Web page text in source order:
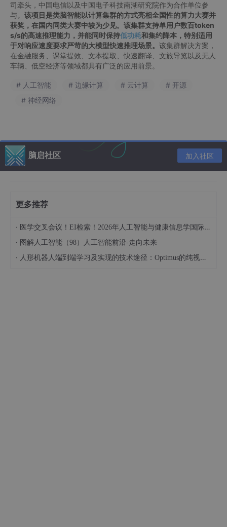
司牵头，中国电信以及中国电子科技南湖研究院作为合作单位参
与。 该项目是类脑智能以计算集群的方式亮相全国性的算力大赛并
获奖，在国内同类大赛中较为少见。该集群支持单用户数百token
s/s的高速推理能力，并能同时保持低功耗和集约降本，特别适用
于对响应速度要求严苛的大模型快速推理场景。 该集群解决方案，
在金融服务、课堂提效、文本提取、快速翻译、文旅导览以及无人
车辆、低空经济等领域都具有广泛的应用前景。
# 人工智能 # 边缘计算 # 云计算
# 开源
# 神经网络
脑启社区 加入社区
更多推荐
· 医学交叉会议！EI检索！2026年人工智能与健康信息学国际学术会议（AIHI 2026）
· 图解人工智能（98）人工智能前沿-走向未来
· 人形机器人端到端学习及实现的技术途径：Optimus的纯视觉BEV+Transformer方案、RT-2模型跨模态迁移能力测试（上）